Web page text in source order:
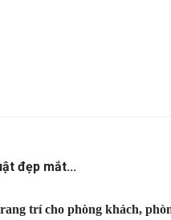
đẹp mắt...
trí cho phòng khách,